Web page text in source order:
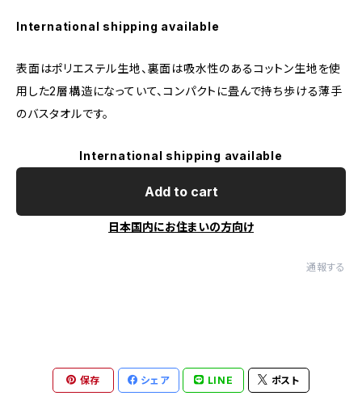
International shipping available
表面はポリエステル生地、裏面は吸水性のあるコットン生地を使
用した2層構造になっていて、コンパクトに畳んで持ち歩ける薄手
のバスタオルです。
International shipping available
Add to cart
日本国内にお住まいの方向け
通報する
保存 シェア LINE ポスト